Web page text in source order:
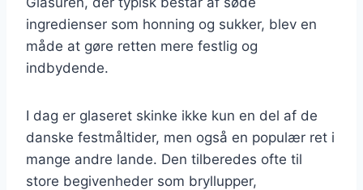
ingredienser som honning og sukker, blev en
måde at gøre retten mere festlig og
indbydende.
I dag er glaseret skinke ikke kun en del af de
danske festmåltider, men også en populær ret i
mange andre lande. Den tilberedes ofte til
store begivenheder som bryllupper,